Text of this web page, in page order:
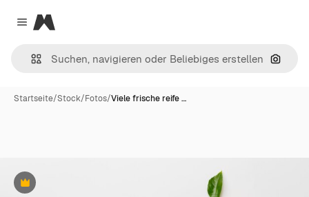
Close menu
Magnific
Nach
Startseite/Stock/Fotos/Viele frische reife …
Premium